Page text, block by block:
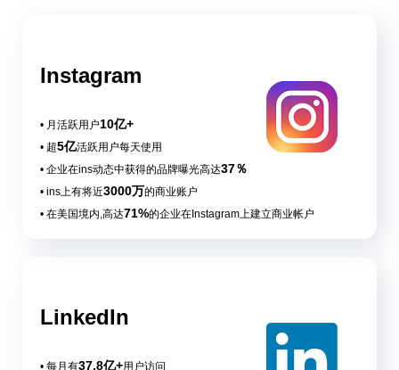
Instagram
• 月活跃用户10亿+
• 超5亿活跃用户每天使用
• 企业在ins动态中获得的品牌曝光高达37％
• ins上有将近3000万的商业账户
• 在美国境内,高达71%的企业在Instagram上建立商业帐户
LinkedIn
• 每月有37.8亿+用户访问